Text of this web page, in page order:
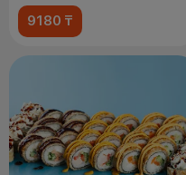
9180 ₸